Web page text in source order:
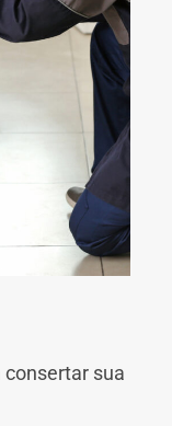
consertar sua